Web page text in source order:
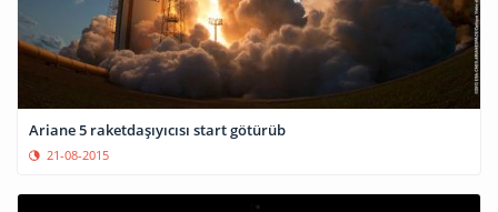
Ariane 5 raketdaşıyıcısı start götürüb
21-08-2015